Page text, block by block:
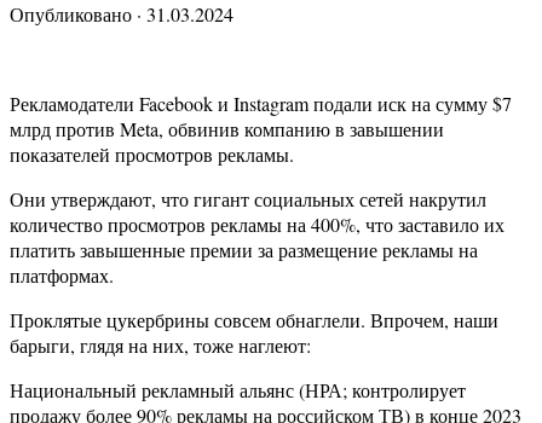
Опубликовано · 31.03.2024
Рекламодатели Facebook и Instagram подали иск на сумму $7
млрд против Meta, обвинив компанию в завышении
показателей просмотров рекламы.
Они утверждают, что гигант социальных сетей накрутил
количество просмотров рекламы на 400%, что заставило их
платить завышенные премии за размещение рекламы на
платформах.
Проклятые цукербрины совсем обнаглели. Впрочем, наши
барыги, глядя на них, тоже наглеют:
Национальный рекламный альянс (НРА; контролирует
продажу более 90% рекламы на российском ТВ) в конце 2023